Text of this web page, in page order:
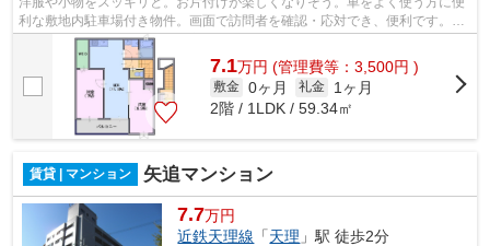
利な敷地内駐車場付き物件。画面で訪問者を確認・応対でき、便利です。パ
ートナーと新生活を始めたい方にオス...
7.1万円 (管理費等：3,500円 )
敷金 0ヶ月 礼金
1ヶ月
2階 / 1LDK / 59.34㎡
賃貸 | マンション 矢追マンション
7.7万円
近鉄天理線 「天理 」駅 徒歩2分